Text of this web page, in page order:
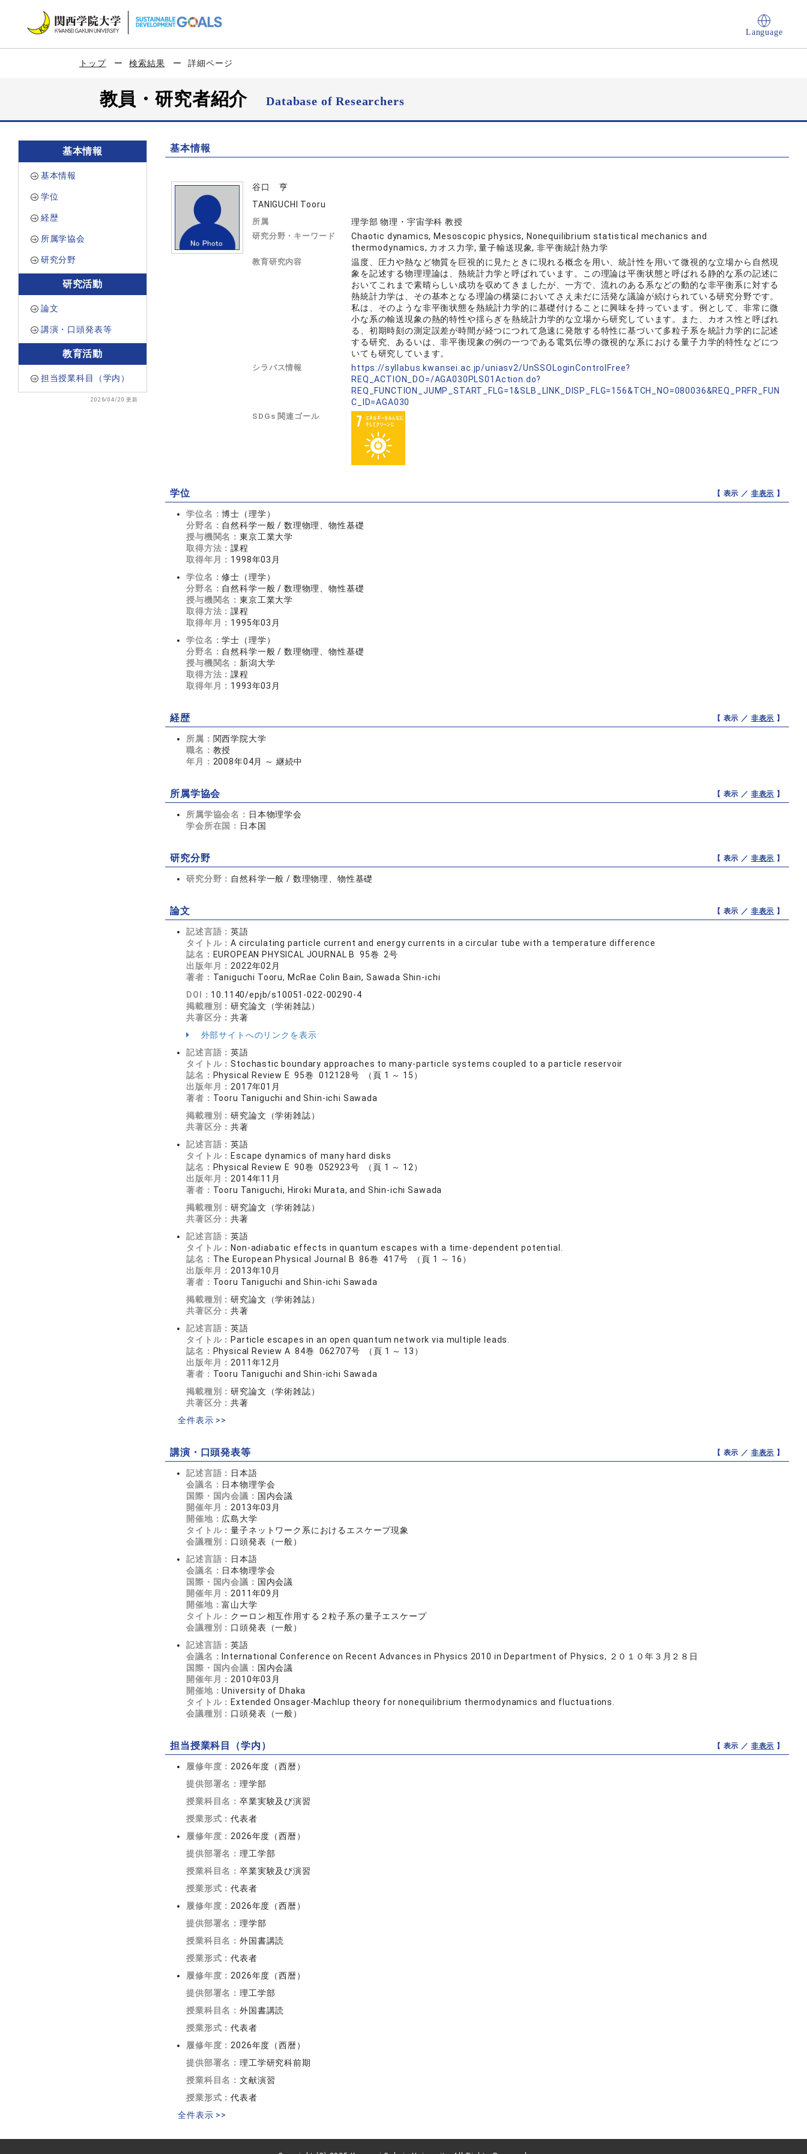
Language
トップ 検索結果 詳細ページ
教員・研究者紹介Database of Researchers
基本情報
基本情報
学位
経歴
所属学協会
研究分野
研究活動
論文
講演・口頭発表等
教育活動
担当授業科目（学内）
2026/04/20 更新
基本情報
谷口 亨
TANIGUCHI Tooru
所属 理学部 物理・宇宙学科 教授
研究分野・キーワード
Chaotic dynamics, Mesoscopic physics, Nonequilibrium statistical mechanics and
thermodynamics, カオス力学, 量子輸送現象, 非平衡統計熱力学
教育研究内容
温度、圧力や熱など物質を巨視的に見たときに現れる概念を用い、統計性を用いて微視的な立場から自然現
象を記述する物理理論は、熱統計力学と呼ばれています。この理論は平衡状態と呼ばれる静的な系の記述に
おいてこれまで素晴らしい成功を収めてきましたが、一方で、流れのある系などの動的な非平衡系に対する
熱統計力学は、その基本となる理論の構築においてさえ未だに活発な議論が続けられている研究分野です。
私は、そのような非平衡状態を熱統計力学的に基礎付けることに興味を持っています。例として、非常に微
小な系の輸送現象の熱的特性や揺らぎを熱統計力学的な立場から研究しています。また、カオス性と呼ばれ
る、初期時刻の測定誤差が時間が経つにつれて急速に発散する特性に基づいて多粒子系を統計力学的に記述
する研究、あるいは、非平衡現象の例の一つである電気伝導の微視的な系における量子力学的特性などにつ
いても研究しています。
シラバス情報
https://syllabus.kwansei.ac.jp/uniasv2/UnSSOLoginControlFree?
REQ_ACTION_DO=/AGA030PLS01Action.do?
REQ_FUNCTION_JUMP_START_FLG=1&SLB_LINK_DISP_FLG=156&TCH_NO=080036&REQ_PRFR_FUN
C_ID=AGA030
SDGs 関連ゴール
学位 【 表示 ／ 非表示 】
学位名：博士（理学）
分野名： 自然科学一般 / 数理物理、物性基礎
授与機関名：東京工業大学
取得方法：課程
取得年月： 1998年03月
学位名：修士（理学）
分野名： 自然科学一般 / 数理物理、物性基礎
授与機関名：東京工業大学
取得方法：課程
取得年月： 1995年03月
学位名：学士（理学）
分野名： 自然科学一般 / 数理物理、物性基礎
授与機関名： 新潟大学
取得方法：課程
取得年月： 1993年03月
経歴 【 表示 ／ 非表示 】
所属： 関西学院大学
職名： 教授
年月： 2008年04月 ～ 継続中
所属学協会 【 表示 ／ 非表示 】
所属学協会名： 日本物理学会
学会所在国： 日本国
研究分野 【 表示 ／ 非表示 】
研究分野： 自然科学一般 / 数理物理、物性基礎
論文 【 表示 ／ 非表示 】
記述言語：英語
タイトル：A circulating particle current and energy currents in a circular tube with a temperature difference
誌名： EUROPEAN PHYSICAL JOURNAL B 95巻 2号
出版年月： 2022年02月
著者： Taniguchi Tooru, McRae Colin Bain, Sawada Shin-ichi
DOI： 10.1140/epjb/s10051-022-00290-4
掲載種別：研究論文（学術雑誌）
共著区分：共著
外部サイトへのリンクを表示
記述言語：英語
タイトル：Stochastic boundary approaches to many-particle systems coupled to a particle reservoir
誌名： Physical Review E 95巻 012128号 （頁 1 ～ 15）
出版年月： 2017年01月
著者： Tooru Taniguchi and Shin-ichi Sawada
掲載種別：研究論文（学術雑誌）
共著区分：共著
記述言語：英語
タイトル： Escape dynamics of many hard disks
誌名： Physical Review E 90巻 052923号 （頁 1 ～ 12）
出版年月： 2014年11月
著者： Tooru Taniguchi, Hiroki Murata, and Shin-ichi Sawada
掲載種別：研究論文（学術雑誌）
共著区分：共著
記述言語：英語
タイトル： Non-adiabatic effects in quantum escapes with a time-dependent potential.
誌名： The European Physical Journal B 86巻 417号 （頁 1 ～ 16）
出版年月： 2013年10月
著者： Tooru Taniguchi and Shin-ichi Sawada
掲載種別：研究論文（学術雑誌）
共著区分：共著
記述言語：英語
タイトル： Particle escapes in an open quantum network via multiple leads.
誌名： Physical Review A 84巻 062707号 （頁 1 ～ 13）
出版年月： 2011年12月
著者： Tooru Taniguchi and Shin-ichi Sawada
掲載種別：研究論文（学術雑誌）
共著区分：共著
全件表示 >>
講演・口頭発表等 【 表示 ／ 非表示 】
記述言語： 日本語
会議名： 日本物理学会
国際・国内会議： 国内会議
開催年月： 2013年03月
開催地： 広島大学
タイトル：量子ネットワーク系におけるエスケープ現象
会議種別： 口頭発表（一般）
記述言語： 日本語
会議名： 日本物理学会
国際・国内会議： 国内会議
開催年月： 2011年09月
開催地：富山大学
タイトル： クーロン相互作用する２粒子系の量子エスケープ
会議種別： 口頭発表（一般）
記述言語：英語
会議名： International Conference on Recent Advances in Physics 2010 in Department of Physics, ２０１０年３月２８日
国際・国内会議： 国内会議
開催年月： 2010年03月
開催地：University of Dhaka
タイトル： Extended Onsager-Machlup theory for nonequilibrium thermodynamics and fluctuations.
会議種別： 口頭発表（一般）
担当授業科目（学内） 【 表示 ／ 非表示 】
履修年度： 2026年度（西暦）
提供部署名：理学部
授業科目名：卒業実験及び演習
授業形式：代表者
履修年度： 2026年度（西暦）
提供部署名：理工学部
授業科目名：卒業実験及び演習
授業形式：代表者
履修年度： 2026年度（西暦）
提供部署名：理学部
授業科目名：外国書講読
授業形式：代表者
履修年度： 2026年度（西暦）
提供部署名：理工学部
授業科目名：外国書講読
授業形式：代表者
履修年度： 2026年度（西暦）
提供部署名：理工学研究科前期
授業科目名：文献演習
授業形式：代表者
全件表示 >>